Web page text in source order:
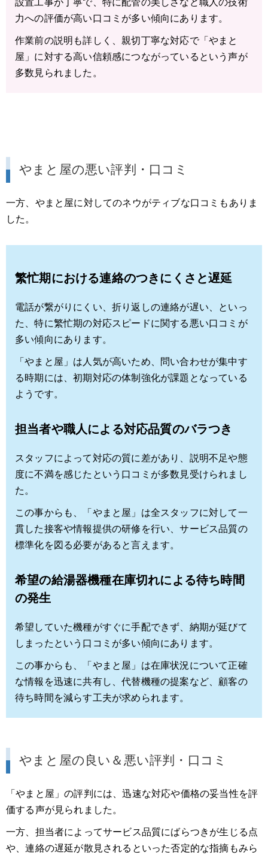
力への評価が高い口コミが多い傾向にあります。
作業前の説明も詳しく、親切丁寧な対応で「やまと
屋」に対する高い信頼感につながっているという声が
多数見られました。
やまと屋の悪い評判・口コミ
一方、やまと屋に対してのネウがティブな口コミもありま
した。
繁忙期における連絡のつきにくさと遅延
電話が繋がりにくい、折り返しの連絡が遅い、といっ
た、特に繁忙期の対応スピードに関する悪い口コミが
多い傾向にあります。
「やまと屋」は人気が高いため、問い合わせが集中す
る時期には、初期対応の体制強化が課題となっている
ようです。
担当者や職人による対応品質のバラつき
スタッフによって対応の質に差があり、説明不足や態
度に不満を感じたという口コミが多数見受けられまし
た。
この事からも、「やまと屋」は全スタッフに対して一
貫した接客や情報提供の研修を行い、サービス品質の
標準化を図る必要があると言えます。
希望の給湯器機種在庫切れによる待ち時間
の発生
希望していた機種がすぐに手配できず、納期が延びて
しまったという口コミが多い傾向にあります。
この事からも、「やまと屋」は在庫状況について正確
な情報を迅速に共有し、代替機種の提案など、顧客の
待ち時間を減らす工夫が求められます。
やまと屋の良い＆悪い評判・口コミ
「やまと屋」の評判には、迅速な対応や価格の妥当性を評
価する声が見られました。
一方、担当者によってサービス品質にばらつきが生じる点
や、連絡の遅延が散見されるといった否定的な指摘もみら